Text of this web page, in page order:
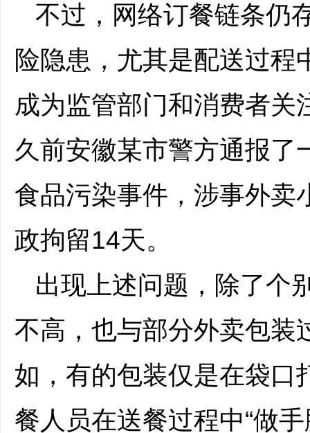
不过，网络订餐链条仍
险隐患，尤其是配送过程
成为监管部门和消费者关
久前安徽某市警方通报了
食品污染事件，涉事外卖
政拘留14天。
出现上述问题，除了个
不高，也与部分外卖包装
如，有的包装仅是在袋口
餐人员在送餐过程中“做